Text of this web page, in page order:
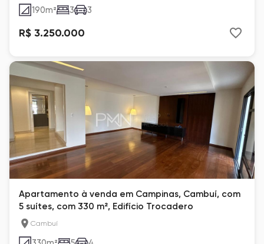
190m² 3 3
R$ 3.250.000
Apartamento à venda em Campinas, Cambuí, com
5 suítes, com 330 m², Edifício Trocadero
Cambuí